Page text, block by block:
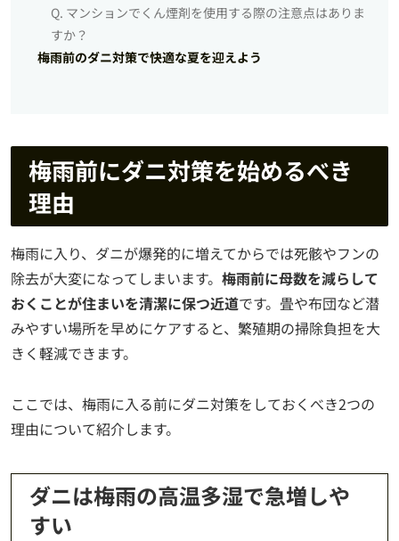
Q. マンションでくん煙剤を使用する際の注意点はありま
すか？
梅雨前のダニ対策で快適な夏を迎えよう
梅雨前にダニ対策を始めるべき
理由
梅雨に入り、ダニが爆発的に増えてからでは死骸やフンの
除去が大変になってしまいます。 梅雨前に母数を減らして
おくことが住まいを清潔に保つ近道です。畳や布団など潜
みやすい場所を早めにケアすると、繁殖期の掃除負担を大
きく軽減できます。
ここでは、梅雨に入る前にダニ対策をしておくべき2つの
理由について紹介します。
ダニは梅雨の高温多湿で急増しや
すい